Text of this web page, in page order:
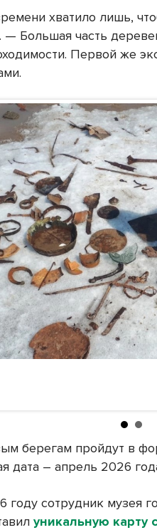
хватило лишь,
— Большая часть
Первой же
берегам пройдут в
дата – апрель 2026
году сотрудник музея
уникальную карту